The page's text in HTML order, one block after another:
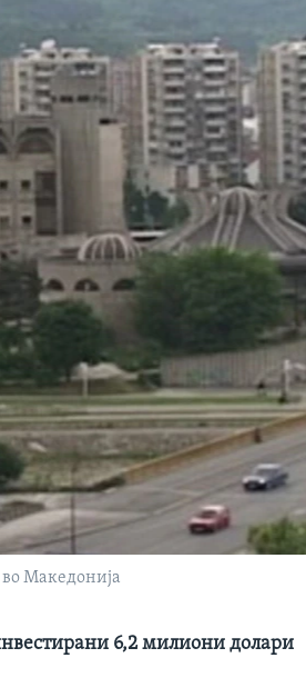
Македонија
6,2 милиони долари